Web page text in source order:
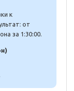
к
от
за 1:30:00.